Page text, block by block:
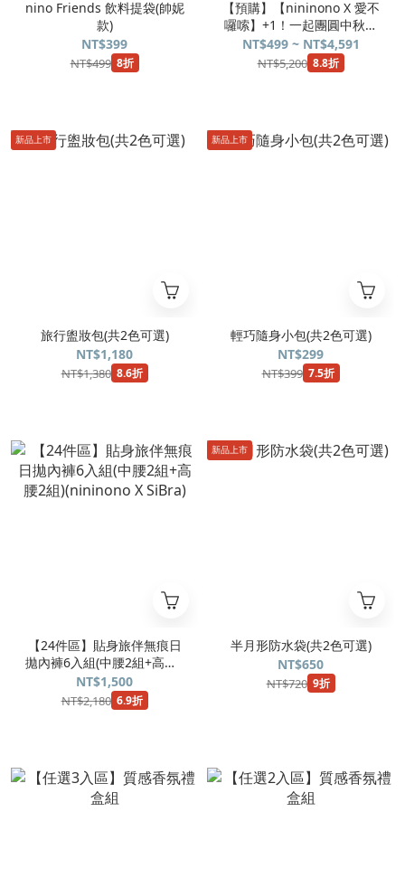
nino Friends 飲料提袋(帥妮
款)
NT$399
NT$499 8折
【預購】【nininono X 愛不
囉嗦】+1！一起團圓中秋聯
名禮盒
NT$499 ~ NT$4,591
NT$5,200 8.8折
新品上市
旅行盥妝包(共2色可選)
NT$1,180
NT$1,380 8.6折
新品上市
輕巧隨身小包(共2色可選)
NT$299
NT$399 7.5折
【24件區】貼身旅伴無痕日
拋內褲6入組(中腰2組+高腰2
組)(nininono X SiBra)
NT$1,500
NT$2,180 6.9折
新品上市
半月形防水袋(共2色可選)
NT$650
NT$720 9折